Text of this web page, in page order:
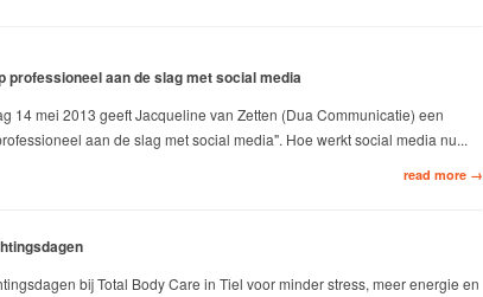
professioneel aan de slag met social media
14 mei 2013 geeft Jacqueline van Zetten (Dua Communicatie) een
aan de slag met social media". Hoe werkt social media nu...
read more →
bij Total Body Care in Tiel voor minder stress, meer energie en